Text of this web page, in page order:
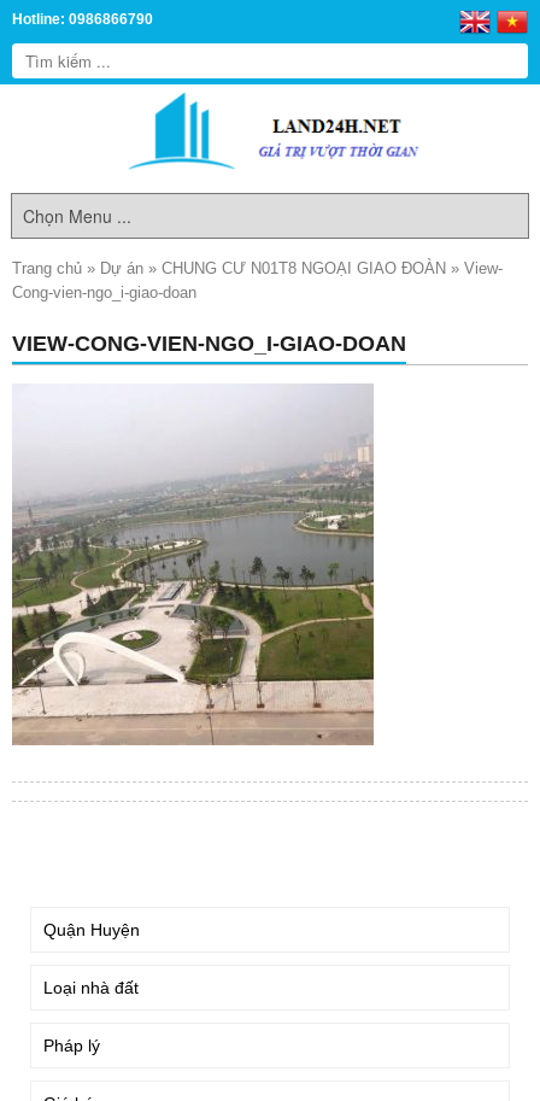
Hotline: 0986866790
Trang chủ » Dự án » CHUNG CƯ N01T8 NGOẠI GIAO ĐOÀN » View-
Cong-vien-ngo_i-giao-doan
VIEW-CONG-VIEN-NGO_I-GIAO-DOAN